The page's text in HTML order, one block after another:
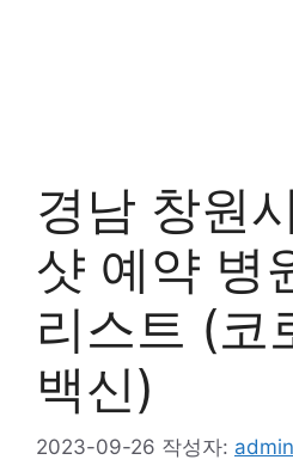
경남 창원
샷 예약 병
리스트 (코
백신)
2023-09-26 작성자: admin